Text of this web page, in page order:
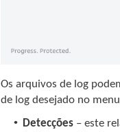
Os arquivos de log
de log desejado no
• Detecções – este